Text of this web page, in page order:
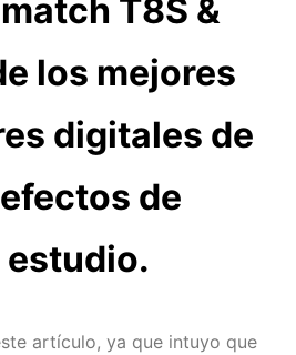
T8S &
los mejores
digitales de
de
estudio.
artículo, ya que intuyo que